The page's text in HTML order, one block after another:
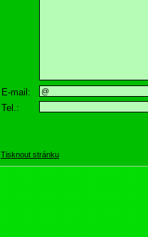
E-mail:
Tel.:
Tisknout stránku